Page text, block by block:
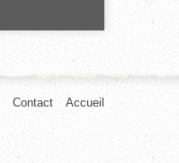
Accueil
Contact